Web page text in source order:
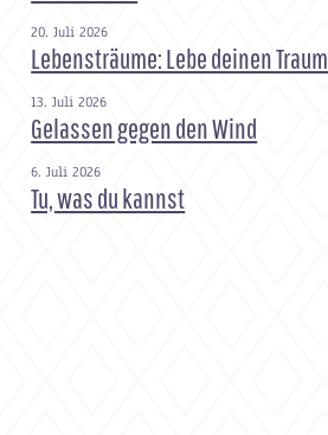
20. Juli 2026
Lebensträume: Lebe deinen Traum
13. Juli 2026
Gelassen gegen den Wind
6. Juli 2026
Tu, was du kannst